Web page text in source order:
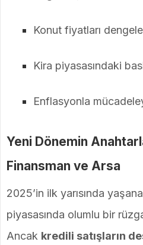
Konut fiyatları
Kira piyasasındaki
Enflasyonla
Yeni Dönemin
Finansman ve Arsa
2025’in ilk yarısında
piyasasında olumlu bir
Ancak kredili satışların